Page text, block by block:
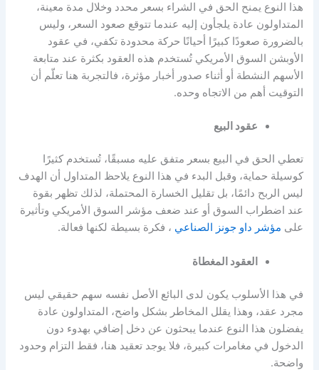
هذا النوع يمنح الحق في الشراء بسعر محدد وخلال مدة معينة،
المتداولون عادة يلجأون إليه عندما تتوقع صعود السعر، وليس
بالضرورة صعودًا كبيرًا أحيانًا حركة محدودة تكفي، في عقود
الأوبشن السوق الأمريكي تُستخدم هذه العقود بكثرة عند متابعة
الأسهم النشطة أو أثناء صدور أخبار مؤثرة، فالتجربة هنا تعلّم أن
التوقيت أهم من الاتجاه وحده.
عقود البيع
تعطي الحق في البيع بسعر متفق عليه مسبقًا، تُستخدم كثيرًا
كوسيلة حماية، وقبل البدء في هذا النوع يلاحظ المتداول أن الهدف
ليس الربح دائمًا، بل تقليل الخسارة المحتملة، لذلك تظهر بقوة
عند اضطراب السوق أو عند ضعف مؤشر السوق الأمريكي وتأثيرة
على مؤشر داو جونز الصناعي ، فكرة بسيطة لكنها فعالة.
العقود المغطاة
في هذا الأسلوب يكون لدى البائع الأصل نفسه سهم حقيقي ليس
مجرد عقد، وهذا يقلل المخاطر بشكل واضح، المتداولون عادة
يفضلون هذا النوع عندما يبحثون عن دخل إضافي بهدوء دون
الدخول في مغامرات كبيرة، فلا يوجد تعقيد هنا، فقط التزام وحدود
واضحة.